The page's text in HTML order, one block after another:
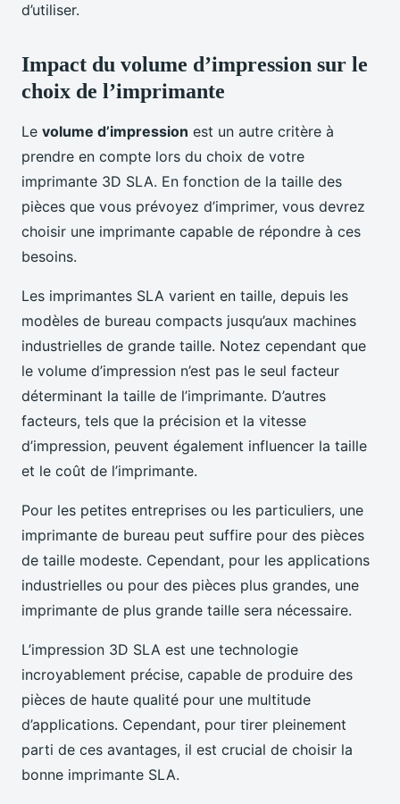
d’utiliser.
Impact du volume d’impression sur le
choix de l’imprimante
Le volume d’impression est un autre critère à
prendre en compte lors du choix de votre
imprimante 3D SLA. En fonction de la taille des
pièces que vous prévoyez d’imprimer, vous devrez
choisir une imprimante capable de répondre à ces
besoins.
Les imprimantes SLA varient en taille, depuis les
modèles de bureau compacts jusqu’aux machines
industrielles de grande taille. Notez cependant que
le volume d’impression n’est pas le seul facteur
déterminant la taille de l’imprimante. D’autres
facteurs, tels que la précision et la vitesse
d’impression, peuvent également influencer la taille
et le coût de l’imprimante.
Pour les petites entreprises ou les particuliers, une
imprimante de bureau peut suffire pour des pièces
de taille modeste. Cependant, pour les applications
industrielles ou pour des pièces plus grandes, une
imprimante de plus grande taille sera nécessaire.
L’impression 3D SLA est une technologie
incroyablement précise, capable de produire des
pièces de haute qualité pour une multitude
d’applications. Cependant, pour tirer pleinement
parti de ces avantages, il est crucial de choisir la
bonne imprimante SLA.